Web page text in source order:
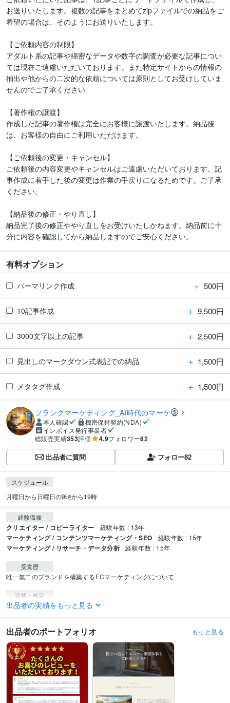
お送りいたします。複数の記事をまとめてzipファイルでの納品をご
希望の場合は、そのようにお送りいたします。
【ご依頼内容の制限】
アダルト系の記事や綿密なデータや数字の調査が必要な記事につい
ては現在ご遠慮いただいております。また特定サイトからの情報の
抽出や他からの二次的な依頼については原則としてお受けしていま
せんのでご了承ください
【著作権の譲渡】
作成した記事の著作権は完全にお客様に譲渡いたします。納品後
は、お客様の自由にご利用いただけます。
【ご依頼後の変更・キャンセル】
ご依頼後の内容変更やキャンセルはご遠慮いただいております。記
事作成に着手した後の変更は作業の手戻りになるためです。ご了承
ください。
【納品後の修正・やり直し】
納品完了後の修正ややり直しをお受けいたしかねます。納品前に十
分に内容を確認してから納品しますのでご安心ください。
有料オプション
パーマリンク作成 ＋ 500円
10記事作成 ＋ 9,500円
3000文字以上の記事 ＋ 2,500円
見出しのマークダウン式表記での納品 ＋ 1,500円
メタタグ作成 ＋ 1,500円
フランクマーケティング_AI時代のマーケ
本人確認
機密保持契約(NDA)
インボイス発行事業者
総販売実績353評価 4.9フォロワー82
出品者に質問 フォロー82
スケジュール
月曜日から日曜日の9時から19時
経験職種
クリエイター / コピーライター 経験年数 : 13年
マーケティング / コンテンツマーケティング・SEO 経験年数 : 15年
マーケティング / リサーチ・データ分析 経験年数 : 15年
受賞歴
唯一無二のブランドを構築するECマーケティングについて
資格・検定
TOEIC 取得年 : 2013年
WordPress:5年ペライチ:2年 Excel:15年
Google スプレッドシート:10年
Google ドキュメント:10年Keynote:15年Numbers:15年Pages:15年
PowerPoint:15年Word:15年 Shopify:5年freee:10年Google Analytics:10年
Google Tag Manager:10年
kintone:5年
Adobe Photoshop:5年
Adobe Illustrator:5年Canva:5年
得意分野
出品者の実績をもっと見る
出品者のポートフォリオ もっと見る